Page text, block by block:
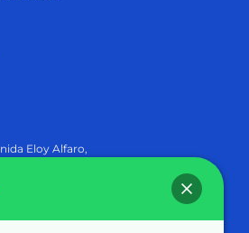
Eloy Alfaro,